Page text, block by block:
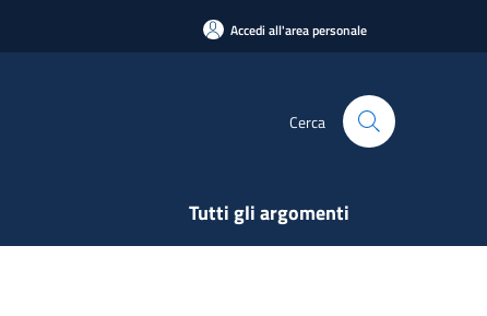
Accedi all'area personale
Cerca
Tutti gli argomenti